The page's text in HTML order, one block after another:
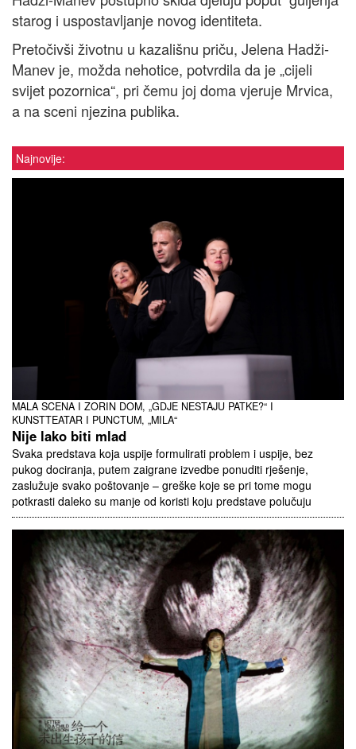
starog i uspostavljanje novog identiteta.
Pretočivši životnu u kazališnu priču, Jelena Hadži-
Manev je, možda nehotice, potvrdila da je „cijeli
svijet pozornica“, pri čemu joj doma vjeruje Mrvica,
a na sceni njezina publika.
Najnovije:
MALA SCENA I ZORIN DOM, „GDJE NESTAJU PATKE?“ I
KUNSTTEATAR I PUNCTUM, „MILA“
Nije lako biti mlad
Svaka predstava koja uspije formulirati problem i uspije, bez
pukog dociranja, putem zaigrane izvedbe ponuditi rješenje,
zaslužuje svako poštovanje – greške koje se pri tome mogu
potkrasti daleko su manje od koristi koju predstave polučuju